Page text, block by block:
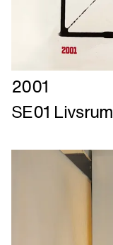
Læs
mere
om
Livsrum
Introduktion
2001
SE01